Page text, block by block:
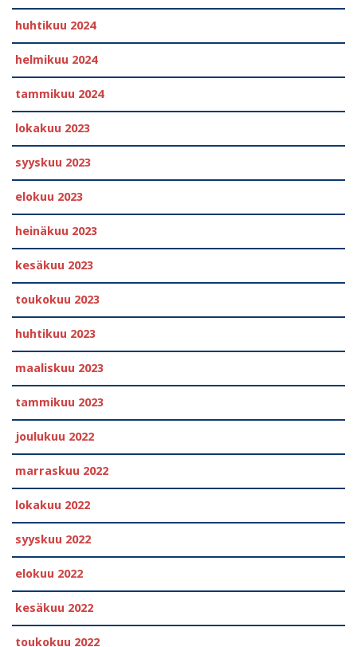
huhtikuu 2024
helmikuu 2024
tammikuu 2024
lokakuu 2023
syyskuu 2023
elokuu 2023
heinäkuu 2023
kesäkuu 2023
toukokuu 2023
huhtikuu 2023
maaliskuu 2023
tammikuu 2023
joulukuu 2022
marraskuu 2022
lokakuu 2022
syyskuu 2022
elokuu 2022
kesäkuu 2022
toukokuu 2022